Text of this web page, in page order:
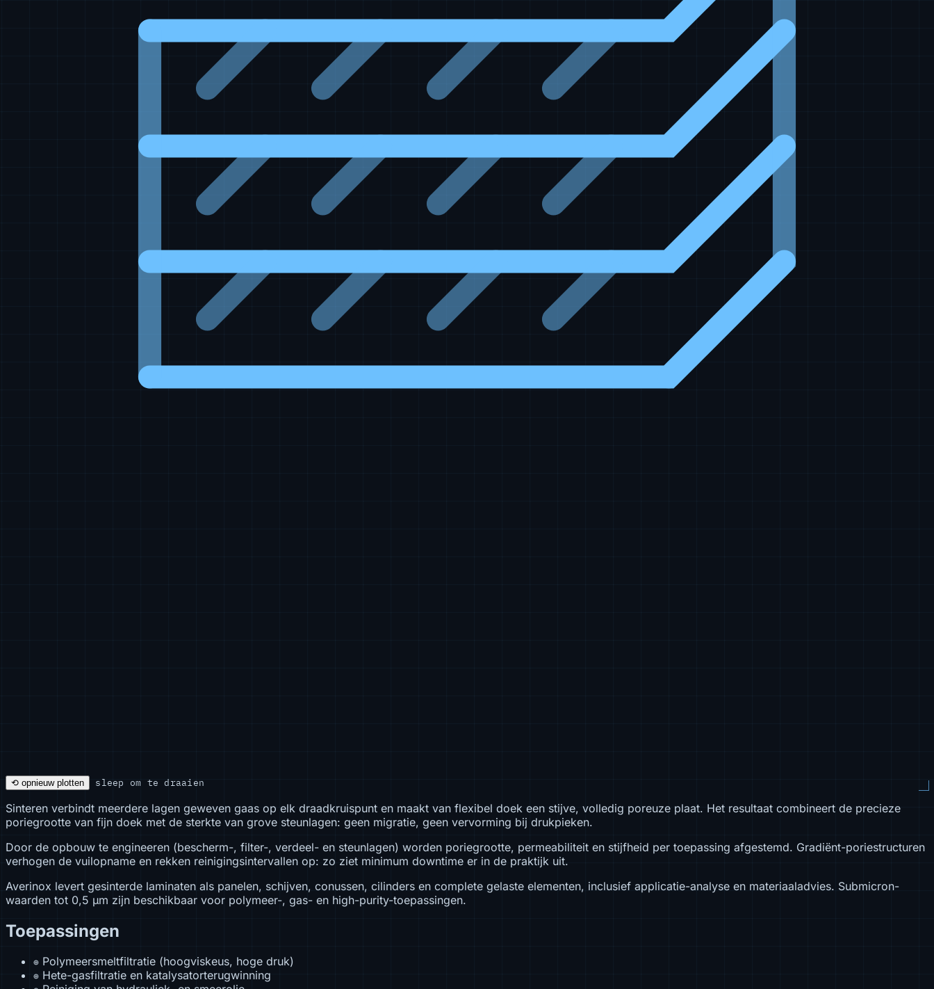
⟲ opnieuw plotten sleep om te draaien
Sinteren verbindt meerdere lagen geweven gaas op elk draadkruispunt en maakt van flexibel doek een stijve, volledig poreuze plaat. Het resultaat combineert de precieze
poriegrootte van fijn doek met de sterkte van grove steunlagen: geen migratie, geen vervorming bij drukpieken.
Door de opbouw te engineeren (bescherm-, filter-, verdeel- en steunlagen) worden poriegrootte, permeabiliteit en stijfheid per toepassing afgestemd. Gradiënt-poriestructuren
verhogen de vuilopname en rekken reinigingsintervallen op: zo ziet minimum downtime er in de praktijk uit.
Averinox levert gesinterde laminaten als panelen, schijven, conussen, cilinders en complete gelaste elementen, inclusief applicatie-analyse en materiaaladvies. Submicron-
waarden tot 0,5 µm zijn beschikbaar voor polymeer-, gas- en high-purity-toepassingen.
Toepassingen
⊕ Polymeersmeltfiltratie (hoogviskeus, hoge druk)
⊕ Hete-gasfiltratie en katalysatorterugwinning